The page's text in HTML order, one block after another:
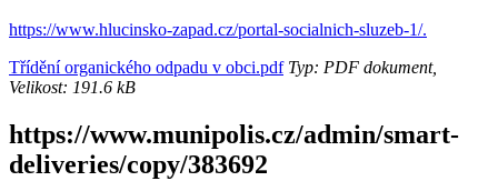
https://www.hlucinsko-zapad.cz/portal-socialnich-sluzeb-1/.
Třídění organického odpadu v obci.pdfTyp: PDF dokument,
Velikost: 191.6 kB
https://www.munipolis.cz/admin/smart-
deliveries/copy/383692